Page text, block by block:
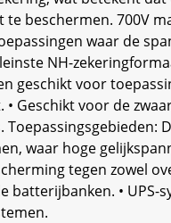
beschermen. 700V
waar de
NH-
geschikt voor
Geschikt voor de
waar hoge
tegen zowel
•